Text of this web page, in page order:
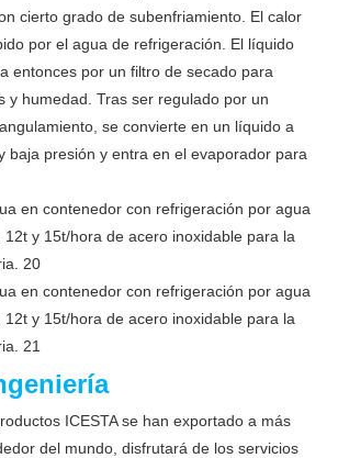
cierto grado de subenfriamiento. El calor
por el agua de refrigeración. El líquido
entonces por un filtro de secado para
y humedad. Tras ser regulado por un
se convierte en un líquido a
baja presión y entra en el evaporador para
ICESTA se han exportado a más
del mundo, disfrutará de los servicios